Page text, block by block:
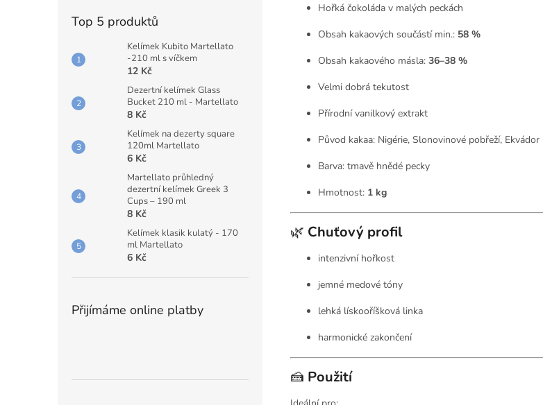
Top 5 produktů
Kelímek Kubito Martellato
-210 ml s víčkem
12 Kč
Dezertní kelímek Glass
Bucket 210 ml - Martellato
8 Kč
Kelímek na dezerty square
120ml Martellato
6 Kč
Martellato průhledný
dezertní kelímek Greek 3
Cups – 190 ml
8 Kč
Kelímek klasik kulatý - 170
ml Martellato
6 Kč
Přijímáme online platby
Hořká čokoláda v malých peckách
Obsah kakaových součástí min.: 58 %
Obsah kakaového másla: 36–38 %
Velmi dobrá tekutost
Přírodní vanilkový extrakt
Původ kakaa: Nigérie, Slonovinové pobřeží, Ekvádor
Barva: tmavě hnědé pecky
Hmotnost: 1 kg
🌿 Chuťový profil
intenzivní hořkost
jemné medové tóny
lehká lískooříšková linka
harmonické zakončení
🍰 Použití